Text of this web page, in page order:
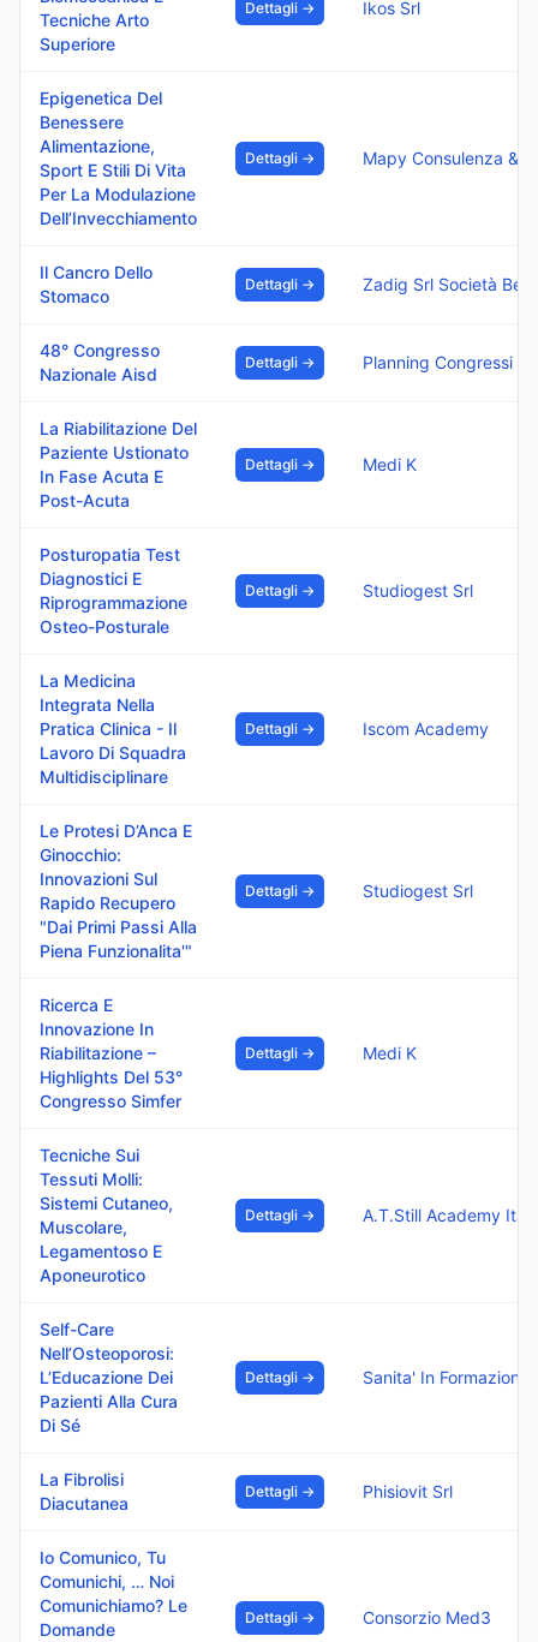
Tecniche Arto
Superiore
Dettagli → Ikos Srl
Epigenetica Del
Benessere
Alimentazione,
Sport E Stili Di Vita
Per La Modulazione
Dell’Invecchiamento
Dettagli →
Il Cancro Dello
Stomaco
Dettagli → Zadig Srl Società
48° Congresso
Nazionale Aisd
Dettagli → Planning Congressi
La Riabilitazione Del
Paziente Ustionato
In Fase Acuta E
Post-Acuta
Dettagli → Medi K
Posturopatia Test
Diagnostici E
Riprogrammazione
Osteo-Posturale
Dettagli → Studiogest Srl
La Medicina
Integrata Nella
Pratica Clinica - Il
Lavoro Di Squadra
Multidisciplinare
Dettagli → Iscom Academy
Le Protesi D’Anca E
Ginocchio:
Innovazioni Sul
Rapido Recupero
"Dai Primi Passi Alla
Piena Funzionalita'"
Dettagli → Studiogest Srl
Ricerca E
Innovazione In
Riabilitazione –
Highlights Del 53°
Congresso Simfer
Dettagli → Medi K
Tecniche Sui
Tessuti Molli:
Sistemi Cutaneo,
Muscolare,
Legamentoso E
Aponeurotico
Dettagli →
Self-Care
Nell’Osteoporosi:
L’Educazione Dei
Pazienti Alla Cura
Di Sé
Dettagli →
La Fibrolisi
Diacutanea
Dettagli → Phisiovit Srl
Io Comunico, Tu
Comunichi, … Noi
Comunichiamo? Le
Domande
Dettagli → Consorzio Med3